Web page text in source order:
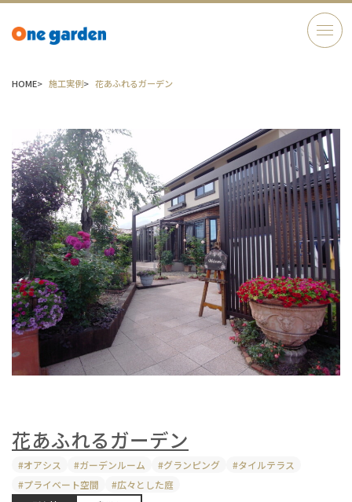
HOME 施工実例 花あふれるガーデン
花あふれるガーデン
オアシス ガーデンルーム グランピング
タイルテラス
プライベート空間
広々とした庭